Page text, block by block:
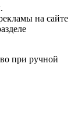
на сайте
при ручной